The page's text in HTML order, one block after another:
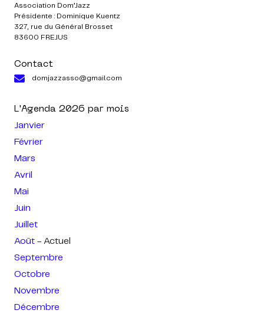
Association Dom’Jazz
Présidente : Dominique Kuentz
327, rue du Général Brosset
83600 FREJUS
Contact
domjazzasso@gmail.com
L'Agenda 2026 par mois
Janvier
Février
Mars
Avril
Mai
Juin
Juillet
Août - Actuel
Septembre
Octobre
Novembre
Décembre